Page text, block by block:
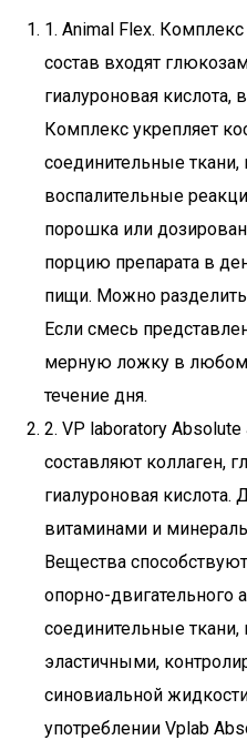
1. Animal Flex.
состав входят
гиалуроновая
Комплекс укрепляет
соединительные
воспалительные
порошка или
порцию препарата в
пищи. Можно
Если смесь
мерную ложку в любом
течение дня.
2. VP laboratory
составляют коллаген,
гиалуроновая кислота.
витаминами и
Вещества
опорно-двигательного
соединительные
эластичными,
синовиальной
употреблении Vplab